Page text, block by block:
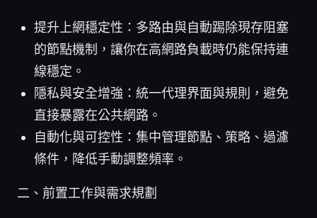
提升上網穩定性：多路由與自動踢除現存阻塞
的節點機制，讓你在高網路負載時仍能保持連
線穩定。
隱私與安全增強：統一代理界面與規則，避免
直接暴露在公共網路。
自動化與可控性：集中管理節點、策略、過濾
條件，降低手動調整頻率。
二、前置工作與需求規劃